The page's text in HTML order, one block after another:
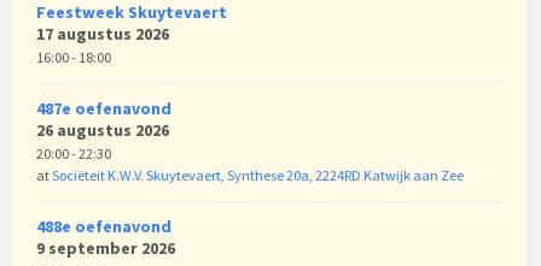
Feestweek Skuytevaert
17 augustus 2026
16:00 - 18:00
487e oefenavond
26 augustus 2026
20:00 - 22:30
atSociëteit K.W.V. Skuytevaert, Synthese 20a, 2224RD Katwijk aan Zee
488e oefenavond
9 september 2026